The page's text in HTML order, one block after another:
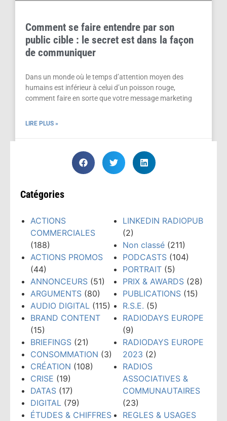
Comment se faire entendre par son
public cible : le secret est dans la façon
de communiquer
Dans un monde où le temps d’attention moyen des
humains est inférieur à celui d’un poisson rouge,
comment faire en sorte que votre message marketing
LIRE PLUS »
Catégories
ACTIONS
COMMERCIALES
(188)
ACTIONS PROMOS
(44)
ANNONCEURS (51)
ARGUMENTS (80)
AUDIO DIGITAL (115)
BRAND CONTENT
(15)
BRIEFINGS (21)
CONSOMMATION (3)
CRÉATION (108)
CRISE (19)
DATAS (17)
DIGITAL (79)
ÉTUDES & CHIFFRES
LINKEDIN RADIOPUB
(2)
Non classé (211)
PODCASTS (104)
PORTRAIT (5)
PRIX & AWARDS (28)
PUBLICATIONS (15)
R.S.E. (5)
RADIODAYS EUROPE
(9)
RADIODAYS EUROPE
2023 (2)
RADIOS
ASSOCIATIVES &
COMMUNAUTAIRES
(23)
REGLES & USAGES